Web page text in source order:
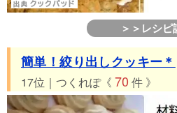
＞＞レシピ
簡単！絞り出しクッキー＊
17位｜つくれぽ《 70 件 》